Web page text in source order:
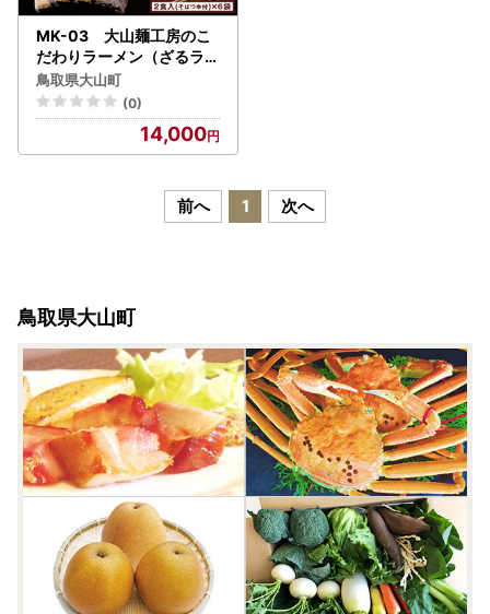
MK-03 大山麺工房のこ
だわりラーメン（ざるラー
メン）
鳥取県大山町
(0)
14,000
前へ 1 次へ
鳥取県大山町